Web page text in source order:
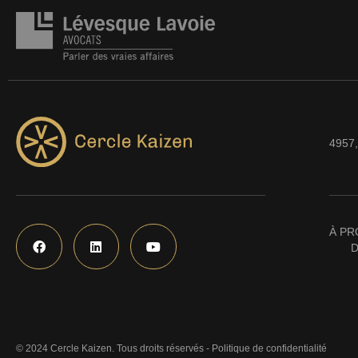
À
© 2024 Cercle Kaizen. Tous droits réservés - Politique de confidentialité